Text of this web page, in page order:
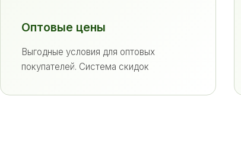
Оптовые цены
Выгодные условия для оптовых
покупателей. Система скидок